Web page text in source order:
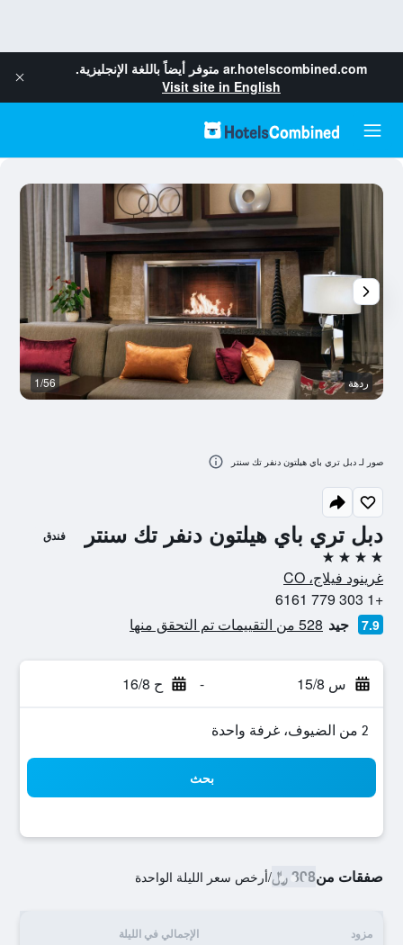
ar.hotelscombined.com متوفر أيضاً باللغة الإنجليزية.
Visit site in English
دبل تري باي هيلتون دنفر تك سنتر فندق
4 نجوم
غرينود فيلاج، CO
+1 303 779 6161
7.9 جيد 528 من التقييمات تم التحقق منها
س 15/8 - ح 16/8
2 من الضيوف، غرفة واحدة
بحث
صفقات من308 ﷼ /أرخص سعر الليلة الواحدة
مزود الإجمالي في الليلة
ردهة 1/56
صور لـ دبل تري باي هيلتون دنفر تك سنتر